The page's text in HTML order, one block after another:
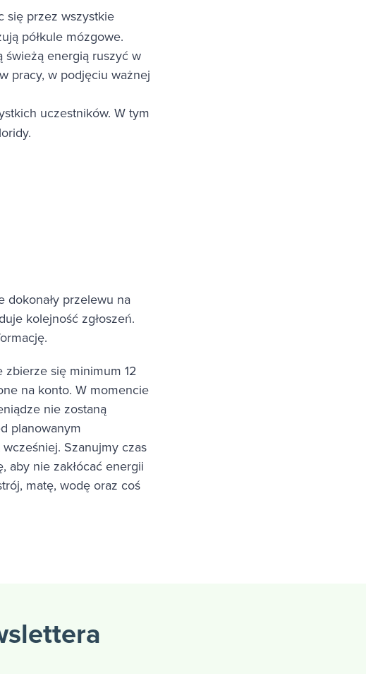
się przez wszystkie
półkule mózgowe.
świeżą energią ruszyć w
pracy, w podjęciu ważnej
uczestników. W tym
dokonały przelewu na
kolejność zgłoszeń.
zbierze się minimum 12
na konto. W momencie
nie zostaną
planowanym
Szanujmy czas
aby nie zakłócać energii
matę, wodę oraz coś